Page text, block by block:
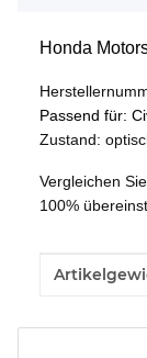
Honda
Passend für:
Zustand:
Vergleichen
100%
Wert